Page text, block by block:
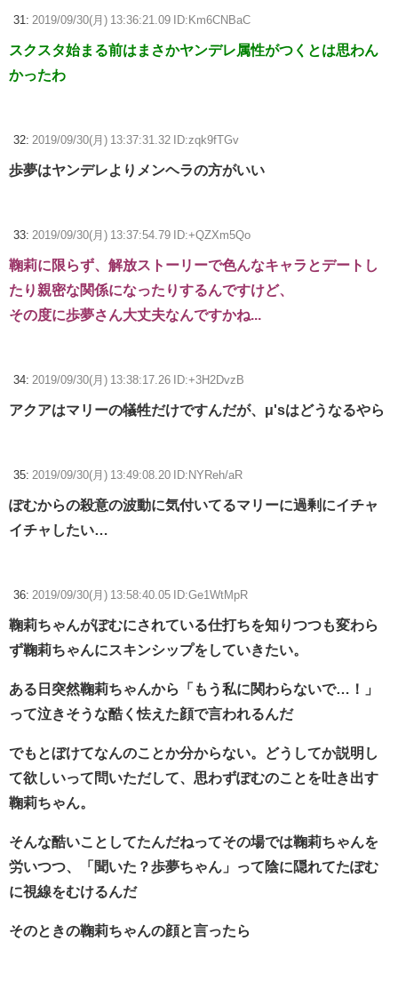
31: 2019/09/30(月) 13:36:21.09 ID:Km6CNBaC
スクスタ始まる前はまさかヤンデレ属性がつくとは思わん
かったわ
32: 2019/09/30(月) 13:37:31.32 ID:zqk9fTGv
歩夢はヤンデレよりメンヘラの方がいい
33: 2019/09/30(月) 13:37:54.79 ID:+QZXm5Qo
鞠莉に限らず、解放ストーリーで色んなキャラとデートし
たり親密な関係になったりするんですけど、
その度に歩夢さん大丈夫なんですかね...
34: 2019/09/30(月) 13:38:17.26 ID:+3H2DvzB
アクアはマリーの犠牲だけですんだが、μ'sはどうなるやら
35: 2019/09/30(月) 13:49:08.20 ID:NYReh/aR
ぽむからの殺意の波動に気付いてるマリーに過剰にイチャ
イチャしたい…
36: 2019/09/30(月) 13:58:40.05 ID:Ge1WtMpR
鞠莉ちゃんがぽむにされている仕打ちを知りつつも変わら
ず鞠莉ちゃんにスキンシップをしていきたい。
ある日突然鞠莉ちゃんから「もう私に関わらないで…！」
って泣きそうな酷く怯えた顔で言われるんだ
でもとぼけてなんのことか分からない。どうしてか説明し
て欲しいって問いただして、思わずぽむのことを吐き出す
鞠莉ちゃん。
そんな酷いことしてたんだねってその場では鞠莉ちゃんを
労いつつ、「聞いた？歩夢ちゃん」って陰に隠れてたぽむ
に視線をむけるんだ
そのときの鞠莉ちゃんの顔と言ったら